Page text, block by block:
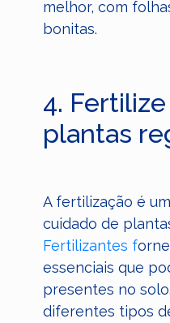
melhor, com
bonitas.
4.
plantas
A fertilização é
cuidado de
Fertilizantes f
essenciais que
presentes no
diferentes tipos